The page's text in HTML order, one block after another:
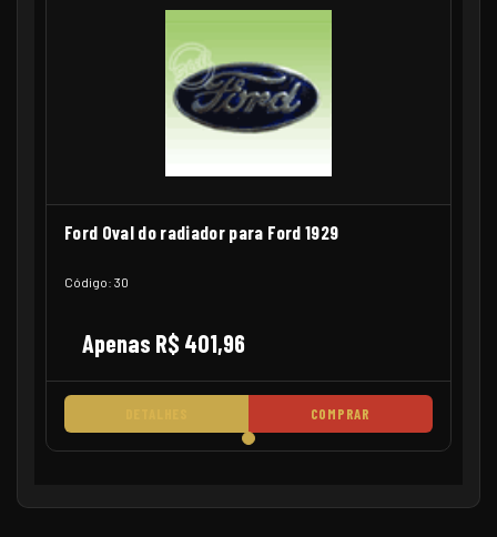
Ford Oval do radiador para Ford 1929
Código: 30
Apenas R$ 401,96
COMPRAR